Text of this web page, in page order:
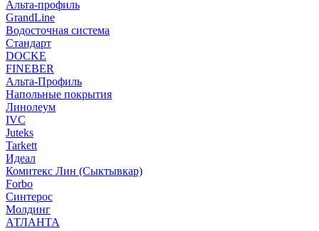
Альта-профиль
GrandLine
Водосточная система
Стандарт
DOCKE
FINEBER
Альта-Профиль
Напольные покрытия
Линолеум
IVC
Juteks
Tarkett
Идеал
Комитекс Лин (Сыктывкар)
Forbo
Синтерос
Молдинг
АТЛАНТА